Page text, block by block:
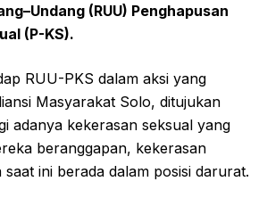
(RUU) Penghapusan
(P-KS).
RUU-PKS dalam aksi yang
Masyarakat Solo, ditujukan
adanya kekerasan seksual yang
beranggapan, kekerasan
saat ini berada dalam posisi darurat.